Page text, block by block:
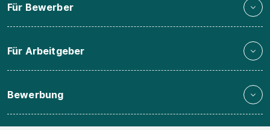
Für Bewerber
Für Arbeitgeber
Bewerbung